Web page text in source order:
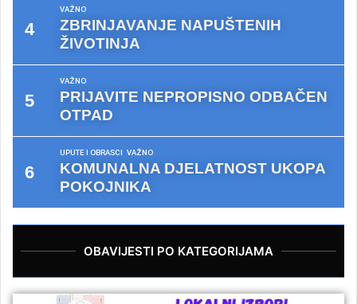
VAŽNO
ZBRINJAVANJE NAPUŠTENIH
ŽIVOTINJA
VAŽNO
PRIJAVITE NEPROPISNO ODBAČEN
OTPAD
UPUTE I OBRASCI VAŽNO
KOMUNALNA DJELATNOST UKOPA
POKOJNIKA
OBAVIJESTI PO KATEGORIJAMA